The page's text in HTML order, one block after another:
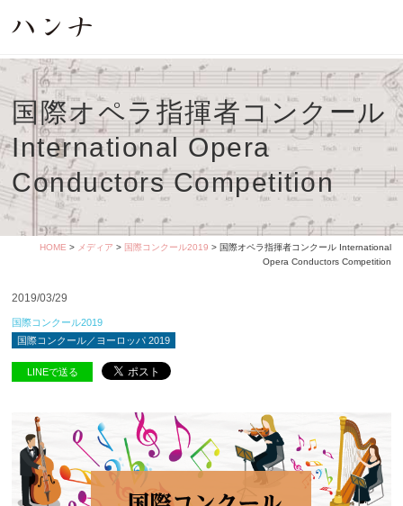
国際オペラ指揮者コンクール
International Opera
Conductors Competition
HOME > メディア > 国際コンクール2019 > 国際オペラ指揮者コンクール International
Opera Conductors Competition
2019/03/29
国際コンクール2019
国際コンクール／ヨーロッパ 2019
LINEで送る